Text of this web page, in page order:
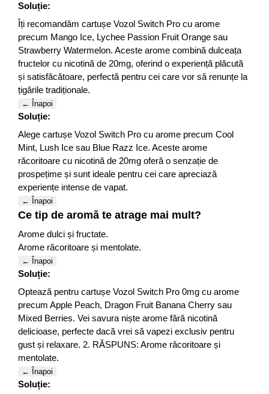
Soluție:
Îți recomandăm cartușe Vozol Switch Pro cu arome
precum Mango Ice, Lychee Passion Fruit Orange sau
Strawberry Watermelon. Aceste arome combină dulceața
fructelor cu nicotină de 20mg, oferind o experiență plăcută
și satisfăcătoare, perfectă pentru cei care vor să renunțe la
țigările tradiționale.
← Înapoi
Soluție:
Alege cartușe Vozol Switch Pro cu arome precum Cool
Mint, Lush Ice sau Blue Razz Ice. Aceste arome
răcoritoare cu nicotină de 20mg oferă o senzație de
prospețime și sunt ideale pentru cei care apreciază
experiențe intense de vapat.
← Înapoi
Ce tip de aromă te atrage mai mult?
Arome dulci și fructate.
Arome răcoritoare și mentolate.
← Înapoi
Soluție:
Optează pentru cartușe Vozol Switch Pro 0mg cu arome
precum Apple Peach, Dragon Fruit Banana Cherry sau
Mixed Berries. Vei savura niște arome fără nicotină
delicioase, perfecte dacă vrei să vapezi exclusiv pentru
gust și relaxare. 2. RĂSPUNS: Arome răcoritoare și
mentolate.
← Înapoi
Soluție: